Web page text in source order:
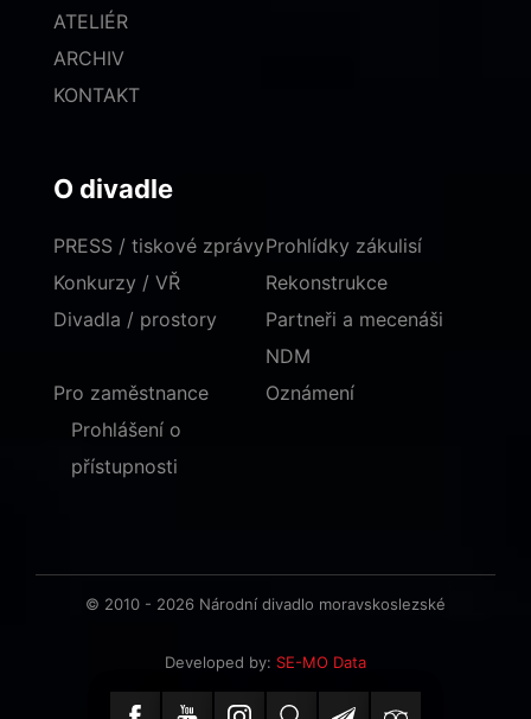
ATELIÉR
ARCHIV
KONTAKT
O divadle
PRESS / tiskové zprávy
Konkurzy / VŘ
Divadla / prostory
Prohlídky zákulisí
Rekonstrukce
Partneři a mecenáši
NDM
Pro zaměstnance
Oznámení
Prohlášení o
přístupnosti
© 2010 - 2026 Národní divadlo moravskoslezské
Developed by: SE-MO Data